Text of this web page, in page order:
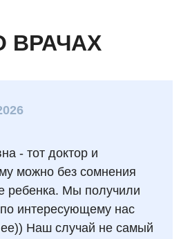
ВРАЧАХ
- тот доктор и
можно без сомнения
ребенка. Мы получили
интересующему нас
Наш случай не самый